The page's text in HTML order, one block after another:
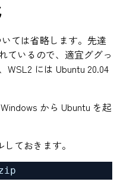
ては省略します。先達
ているので、適宜ググっ
には Ubuntu 20.04
から Ubuntu を起
ておきます。